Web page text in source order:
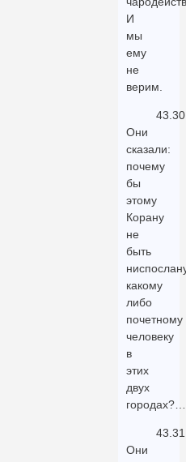
И
мы
ему
не
верим.
43.30
Они
сказали:
почему
бы
этому
Корану
не
быть
какому
либо
почетному
человеку
в
этих
двух
городах?…
43.31
Они